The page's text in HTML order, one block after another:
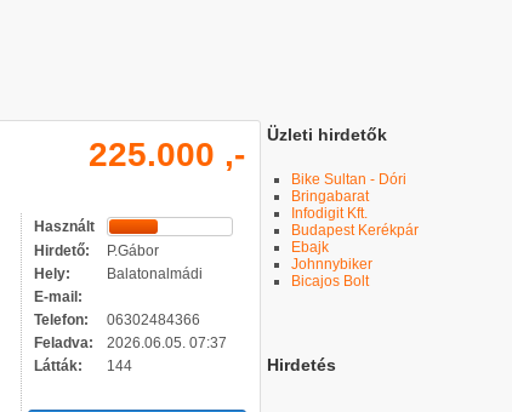
Üzleti hirdetők
Bike Sultan - Dóri
Bringabarat
Infodigit Kft.
Budapest Kerékpár
Ebajk
Johnnybiker
Bicajos Bolt
Hirdetés
225.000 ,-
Használt
Hirdető:
P.Gábor
Hely:
Balatonalmádi
E-mail:
Telefon:
06302484366
Feladva:
2026.06.05. 07:37
Látták:
144